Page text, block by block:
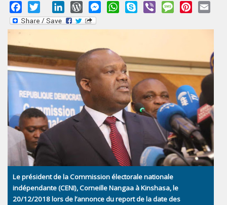
Facebook
Twitter LinkedInWordPressMessengerWhatsApp
Skype Viber MessagePinterest
Le président de la Commission électorale nationale
indépendante (CENI), Corneille Nangaa à Kinshasa, le
20/12/2018 lors de l’annonce du report de la date des